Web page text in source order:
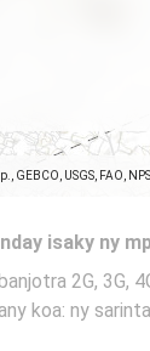
GEBCO, USGS, FAO,
isaky ny
2G, 3G,